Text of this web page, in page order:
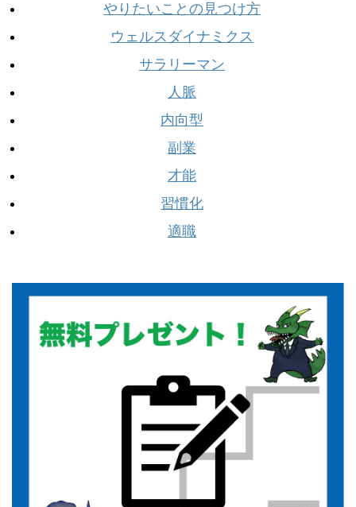
やりたいことの見つけ方
ウェルスダイナミクス
サラリーマン
人脈
内向型
副業
才能
習慣化
適職